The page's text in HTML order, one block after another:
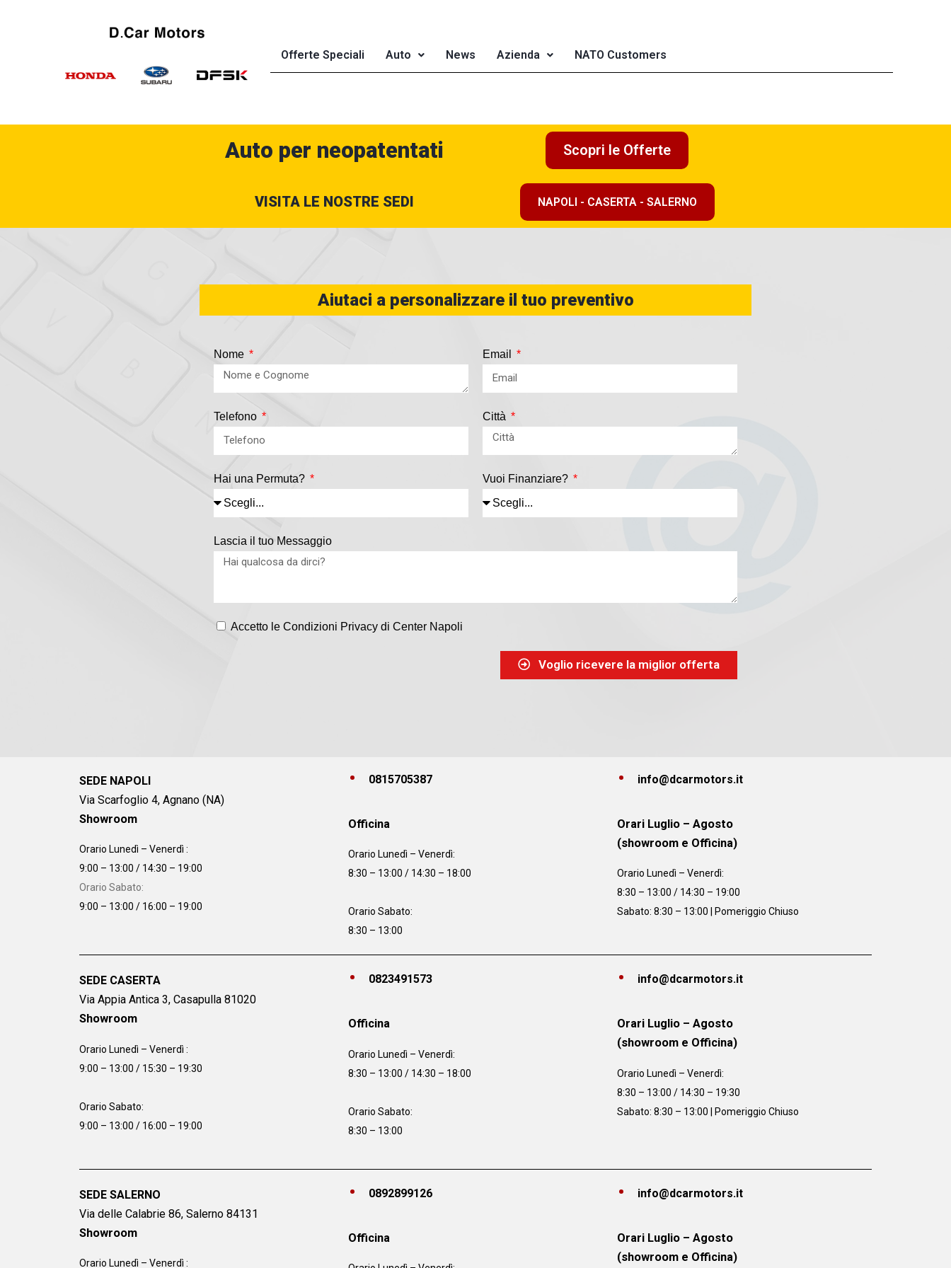
Offerte Speciali Auto News Azienda NATO Customers
Auto per neopatentati Scopri le Offerte
VISITA LE NOSTRE SEDI NAPOLI - CASERTA - SALERNO
Aiutaci a personalizzare il tuo preventivo
Nome Email
Telefono Città
Hai una Permuta? Vuoi Finanziare?
Lascia il tuo Messaggio
Accetto le Condizioni Privacy di Center Napoli
Voglio ricevere la miglior offerta
SEDE NAPOLI
Via Scarfoglio 4, Agnano (NA)
Showroom
Orario Lunedì – Venerdì :
9:00 – 13:00 / 14:30 – 19:00
Orario Sabato:
9:00 – 13:00 / 16:00 – 19:00
0815705387
Officina
Orario Lunedì – Venerdì:
8:30 – 13:00 / 14:30 – 18:00
Orario Sabato:
8:30 – 13:00
info@dcarmotors.it
Orari Luglio – Agosto
(showroom e Officina)
Orario Lunedì – Venerdì:
8:30 – 13:00 / 14:30 – 19:00
Sabato: 8:30 – 13:00 | Pomeriggio Chiuso
SEDE CASERTA
Via Appia Antica 3, Casapulla 81020
Showroom
Orario Lunedì – Venerdì :
9:00 – 13:00 / 15:30 – 19:30
Orario Sabato:
9:00 – 13:00 / 16:00 – 19:00
0823491573
Officina
Orario Lunedì – Venerdì:
8:30 – 13:00 / 14:30 – 18:00
Orario Sabato:
8:30 – 13:00
info@dcarmotors.it
Orari Luglio – Agosto
(showroom e Officina)
Orario Lunedì – Venerdì:
8:30 – 13:00 / 14:30 – 19:30
Sabato: 8:30 – 13:00 | Pomeriggio Chiuso
SEDE SALERNO
Via delle Calabrie 86, Salerno 84131
Showroom
Orario Lunedì – Venerdì :
0892899126
Officina
info@dcarmotors.it
Orari Luglio – Agosto
(showroom e Officina)